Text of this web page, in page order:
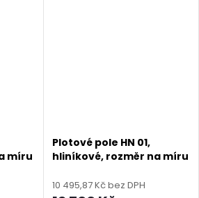
míru
Plotové pole HN 01,
hliníkové, rozměr na míru
výška 750 - 2000 mm),
10 495,87 Kč bez DPH